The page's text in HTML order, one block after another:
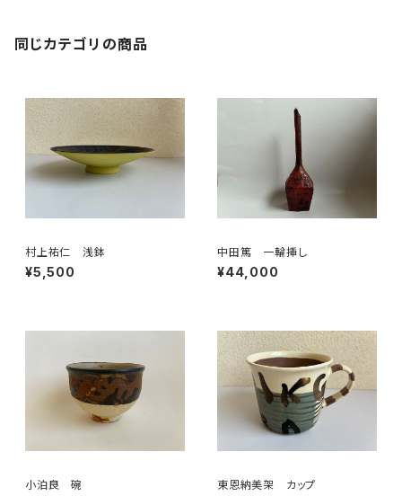
同じカテゴリの商品
村上祐仁 浅鉢
¥5,500
中田篤 一輪挿し
¥44,000
小泊良 碗 東恩納美架 カップ